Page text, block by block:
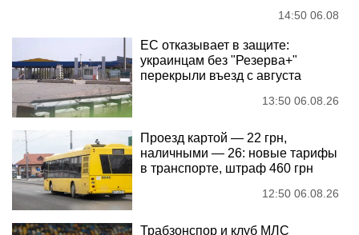
14:50 06.08
ЕС отказывает в защите:
украинцам без "Резерва+"
перекрыли въезд с августа
13:50 06.08.26
Проезд картой — 22 грн,
наличными — 26: новые тарифы
в транспорте, штраф 460 грн
12:50 06.08.26
Трабзонспор и клуб МЛС